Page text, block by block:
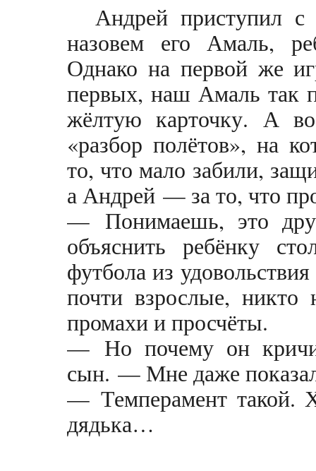
Андрей приступил
назовем его Амаль,
Однако на первой же
первых, наш Амаль так
жёлтую карточку. А
«разбор полётов», на
то, что мало забили,
а Андрей — за то, что
— Понимаешь, это
объяснить ребёнку
футбола из
почти взрослые, никто
промахи и просчёты.
— Но почему он
сын. — Мне даже
— Темперамент такой.
дядька…